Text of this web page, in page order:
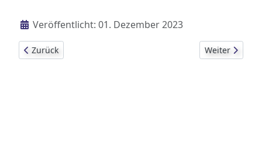
Details
Veröffentlicht: 01. Dezember 2023
Vorheriger Beitrag: Lageplan
Zurück Nächster
Weiter